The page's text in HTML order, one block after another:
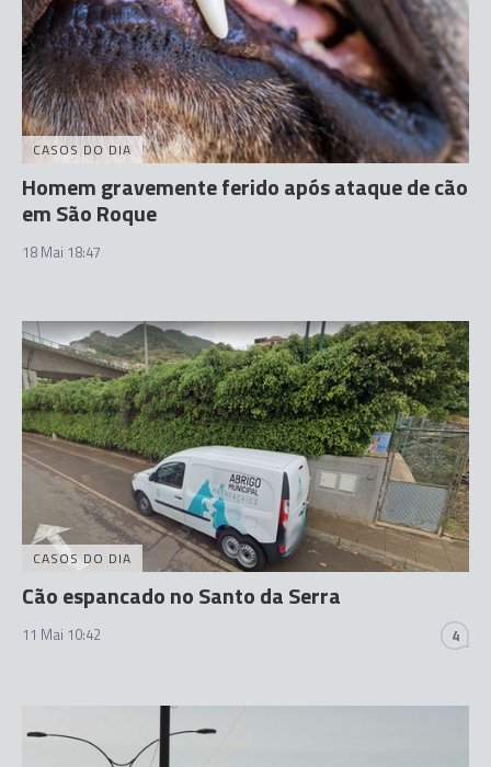
CASOS DO DIA
Homem gravemente ferido após ataque de cão
em São Roque
18 Mai 18:47
CASOS DO DIA
Cão espancado no Santo da Serra
11 Mai 10:42 4